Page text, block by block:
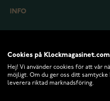
INFO
Cookies på Klockmagasinet.com
Hej! Vi använder cookies för att vår
möjligt. Om du ger oss ditt samtycke
leverera riktad marknadsföring.